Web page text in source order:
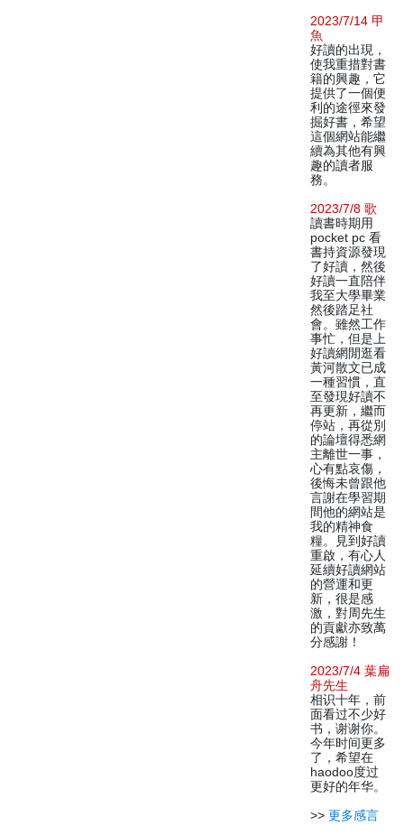
2023/7/14 甲
魚
好讀的出現，
使我重措對書
籍的興趣，它
提供了一個便
利的途徑來發
掘好書，希望
這個網站能繼
續為其他有興
趣的讀者服
務。
2023/7/8 歌
讀書時期用
pocket pc 看
書持資源發現
了好讀，然後
好讀一直陪伴
我至大學畢業
然後踏足社
會。雖然工作
事忙，但是上
好讀網閒逛看
黃河散文已成
一種習慣，直
至發現好讀不
再更新，繼而
停站，再從別
的論壇得悉網
主離世一事，
心有點哀傷，
後悔未曾跟他
言謝在學習期
間他的網站是
我的精神食
糧。見到好讀
重啟，有心人
延續好讀網站
的營運和更
新，很是感
激，對周先生
的貢獻亦致萬
分感謝！
2023/7/4 葉扁
舟先生
相识十年，前
面看过不少好
书，谢谢你。
今年时间更多
了，希望在
haodoo度过
更好的年华。
>> 更多感言